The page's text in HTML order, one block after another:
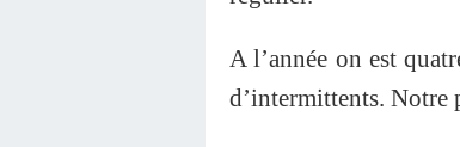
A l’année on est
d’intermittents. Notre